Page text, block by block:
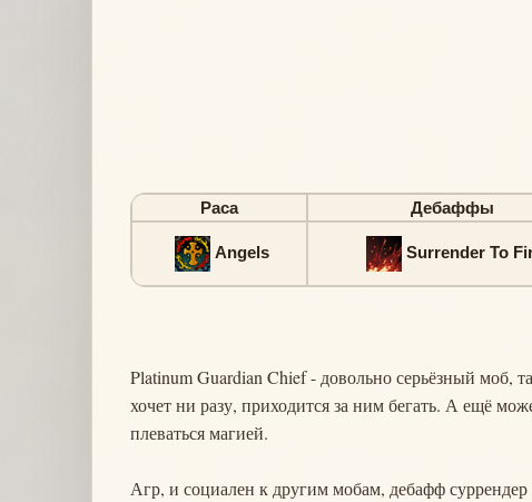
Раса Дебаффы
Angels Surrender To
Platinum Guardian Chief - довольно серьёзный моб,
хочет ни разу, приходится за ним бегать. А ещё
плеваться магией.
Агр, и социален к другим мобам, дебафф суррендер